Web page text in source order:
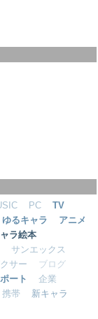
PC
TV
ゆるキャラ
アニメ
ラ絵本
サンエックス
サー
ブログ
ート
企業
携帯
新キャラ